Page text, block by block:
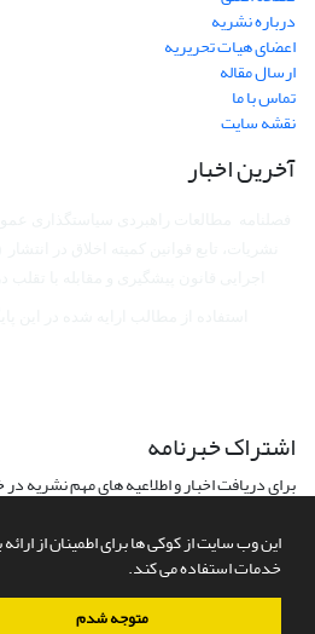
این وب سایت از کوکی ها برای اطمینان از
خدمات استفاده می کند.
متوجه شدم
درباره نشریه
اعضای هیات تحریریه
ارسال مقاله
تماس با ما
نقشه سایت
آخرین اخبار
اشتراک خبرنامه
برای دریافت اخبار و اطلاعیه های مهم نشریه